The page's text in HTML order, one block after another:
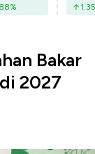
% 1.35
Bakar
2027